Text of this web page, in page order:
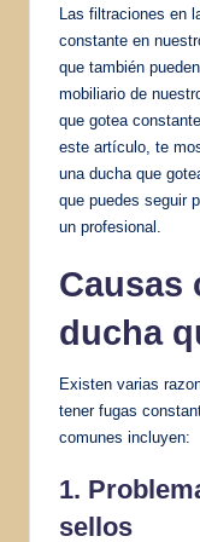
Las filtraciones en
constante en
que también
mobiliario de
que gotea
este artículo, te
una ducha que
que puedes seguir
un profesional.
Causas
ducha
Existen varias
tener fugas
comunes incluyen:
1.
sellos